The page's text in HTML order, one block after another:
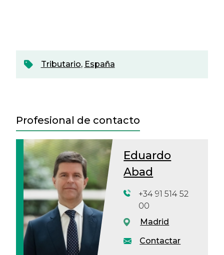
Tributario, España
Profesional de contacto
Eduardo
Abad
Contactar
+34 91 514 52
00
Madrid